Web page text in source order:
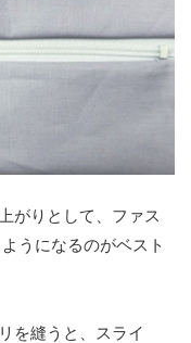
がりとして、ファス
うになるのがベスト
を縫うと、スライ